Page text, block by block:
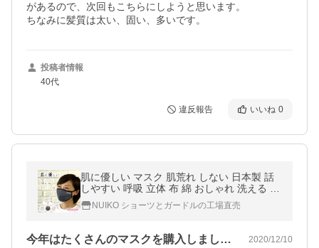
があるので、次回もこちらにしようと思います。
ちなみに髪質は太い、固い、多いです。
投稿者情報
40代
違反報告 いいね 0
肌に優しい マスク 肌荒れ しない 日本製 話
しやすい 呼吸 立体 布 綿 おしゃれ 洗える 吸
水速乾 UVカット ピーチテックオフィストー
ク 小林縫製
NUIKO ショーツとガードルの工場直売
今年はたくさんのマスクを購入しましたが… 2020/12/10